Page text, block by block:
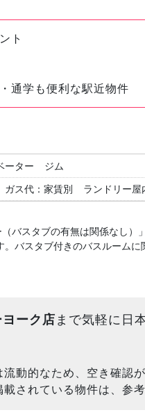
ト
通学も便利な駅近物件
ーター
ジム
ガス代：家賃別 ランドリー屋
バスタブの有無は関係なし）
バスタブ付きのバスルームに
ーク店 まで気軽に日
動的なため、空き確認
されている物件は、参